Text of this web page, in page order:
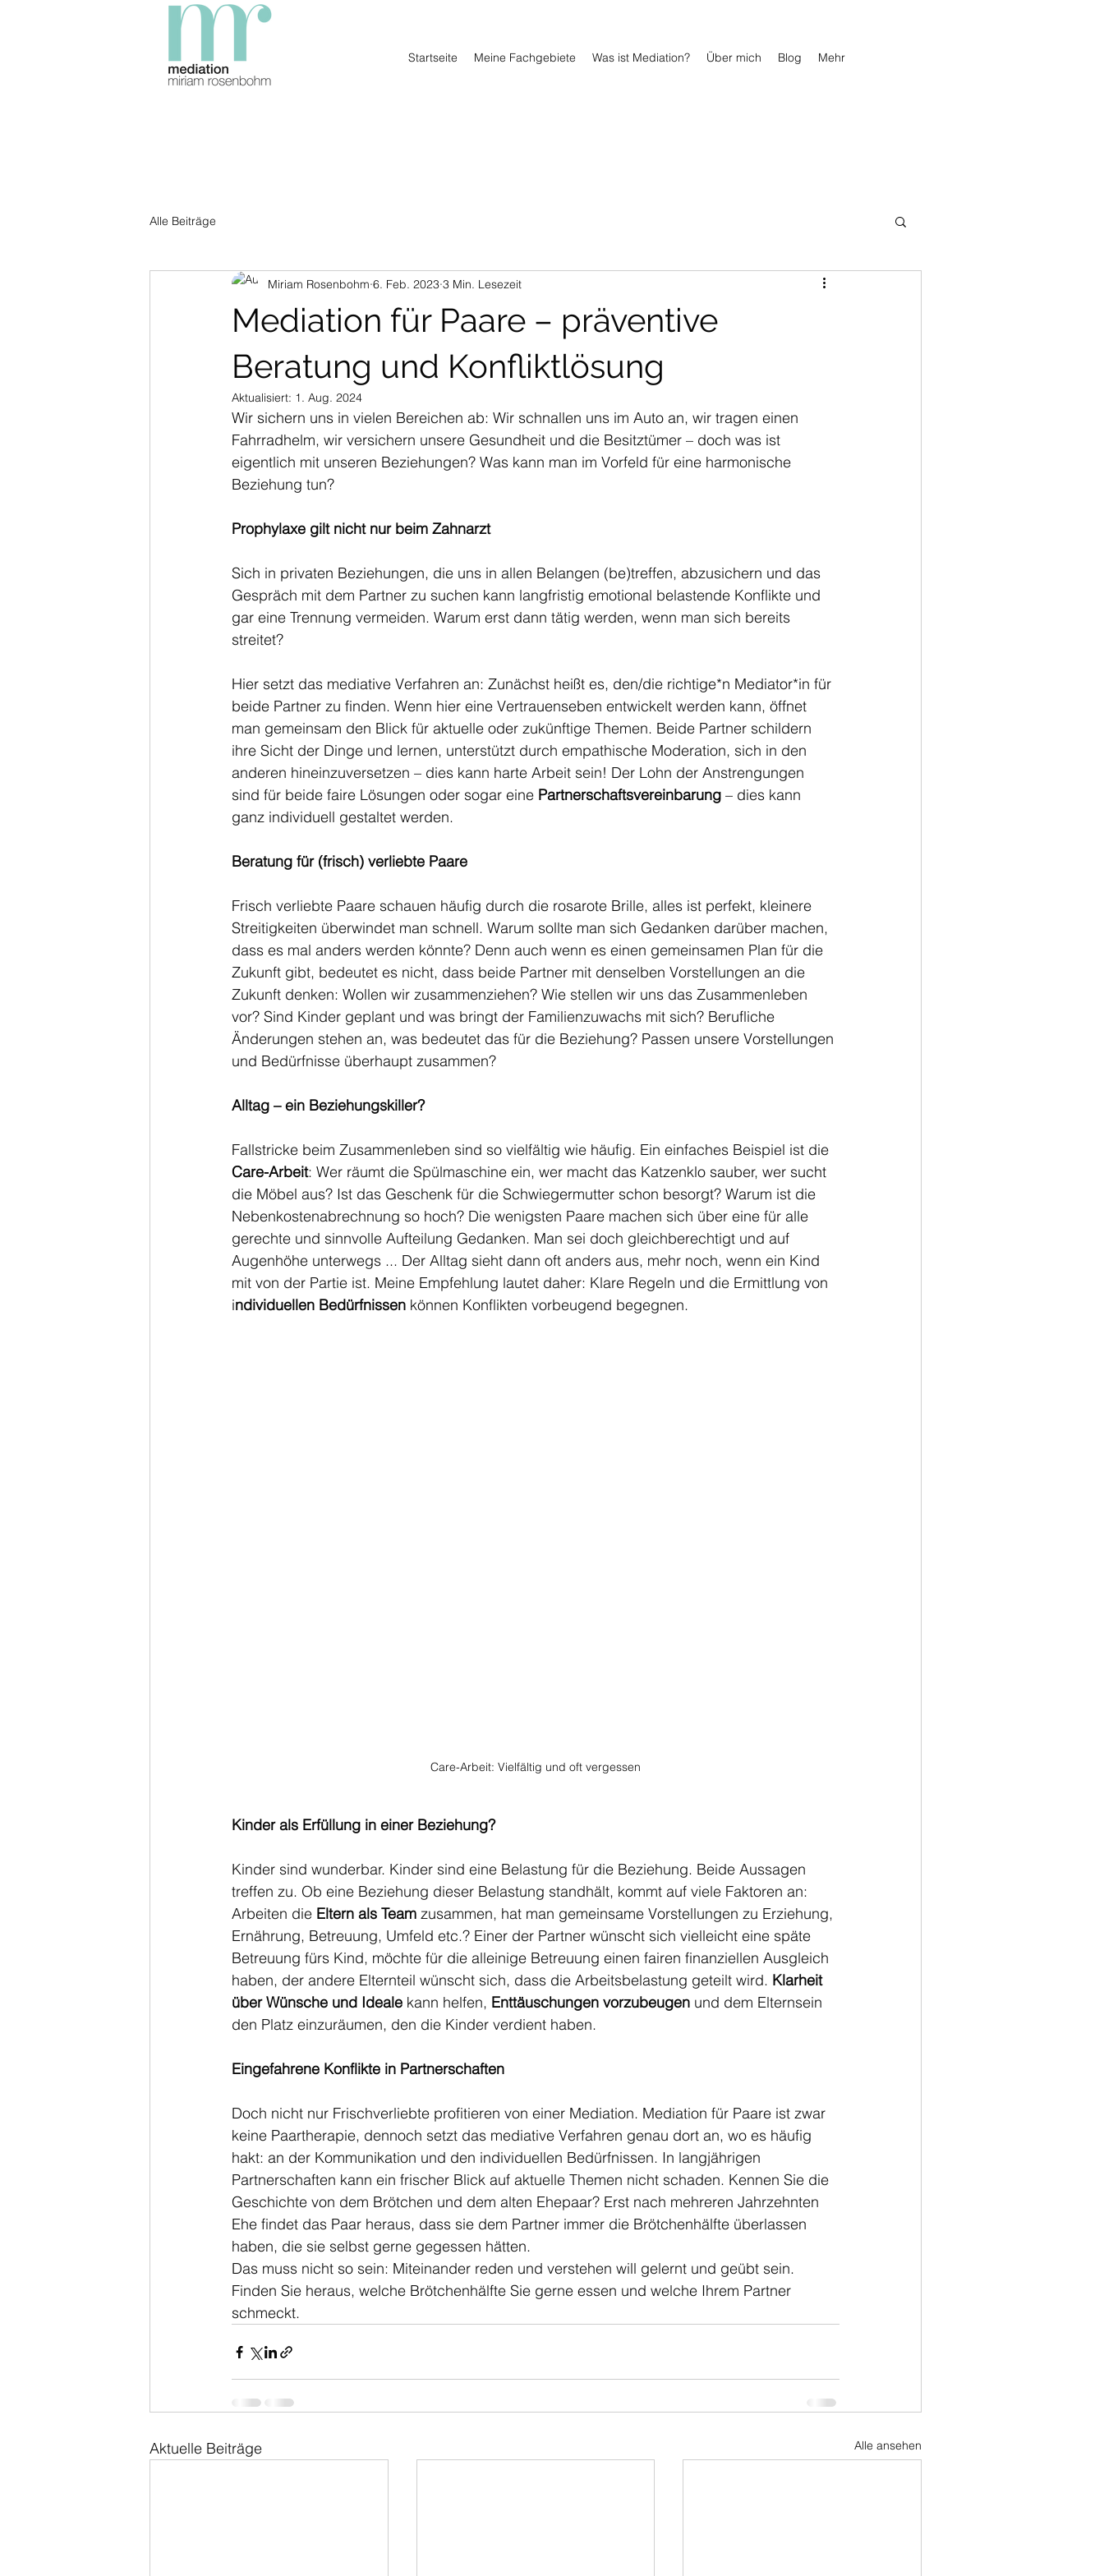
Startseite Meine Fachgebiete Was ist Mediation? Über mich Blog Mehr
Alle Beiträge
Mediation für Paare – präventive
Beratung und Konfliktlösung
Miriam Rosenbohm 6. Feb. 2023 3 Min. Lesezeit
Aktualisiert: 1. Aug. 2024
Wir sichern uns in vielen Bereichen ab: Wir schnallen uns im Auto an, wir tragen einen
Fahrradhelm, wir versichern unsere Gesundheit und die Besitztümer – doch was ist
eigentlich mit unseren Beziehungen? Was kann man im Vorfeld für eine harmonische
Beziehung tun?
Prophylaxe gilt nicht nur beim Zahnarzt
Sich in privaten Beziehungen, die uns in allen Belangen (be)treffen, abzusichern und das
Gespräch mit dem Partner zu suchen kann langfristig emotional belastende Konflikte und
gar eine Trennung vermeiden. Warum erst dann tätig werden, wenn man sich bereits
streitet?
Hier setzt das mediative Verfahren an: Zunächst heißt es, den/die richtige*n Mediator*in für
beide Partner zu finden. Wenn hier eine Vertrauenseben entwickelt werden kann, öffnet
man gemeinsam den Blick für aktuelle oder zukünftige Themen. Beide Partner schildern
ihre Sicht der Dinge und lernen, unterstützt durch empathische Moderation, sich in den
anderen hineinzuversetzen – dies kann harte Arbeit sein! Der Lohn der Anstrengungen
sind für beide faire Lösungen oder sogar eine Partnerschaftsvereinbarung – dies kann
ganz individuell gestaltet werden.
Beratung für (frisch) verliebte Paare
Frisch verliebte Paare schauen häufig durch die rosarote Brille, alles ist perfekt, kleinere
Streitigkeiten überwindet man schnell. Warum sollte man sich Gedanken darüber machen,
dass es mal anders werden könnte? Denn auch wenn es einen gemeinsamen Plan für die
Zukunft gibt, bedeutet es nicht, dass beide Partner mit denselben Vorstellungen an die
Zukunft denken: Wollen wir zusammenziehen? Wie stellen wir uns das Zusammenleben
vor? Sind Kinder geplant und was bringt der Familienzuwachs mit sich? Berufliche
Änderungen stehen an, was bedeutet das für die Beziehung? Passen unsere Vorstellungen
und Bedürfnisse überhaupt zusammen?
Alltag – ein Beziehungskiller?
Fallstricke beim Zusammenleben sind so vielfältig wie häufig. Ein einfaches Beispiel ist die
Care-Arbeit: Wer räumt die Spülmaschine ein, wer macht das Katzenklo sauber, wer sucht
die Möbel aus? Ist das Geschenk für die Schwiegermutter schon besorgt? Warum ist die
Nebenkostenabrechnung so hoch? Die wenigsten Paare machen sich über eine für alle
gerechte und sinnvolle Aufteilung Gedanken. Man sei doch gleichberechtigt und auf
Augenhöhe unterwegs ... Der Alltag sieht dann oft anders aus, mehr noch, wenn ein Kind
mit von der Partie ist. Meine Empfehlung lautet daher: Klare Regeln und die Ermittlung von
individuellen Bedürfnissen können Konflikten vorbeugend begegnen.
Care-Arbeit: Vielfältig und oft vergessen
Kinder als Erfüllung in einer Beziehung?
Kinder sind wunderbar. Kinder sind eine Belastung für die Beziehung. Beide Aussagen
treffen zu. Ob eine Beziehung dieser Belastung standhält, kommt auf viele Faktoren an:
Arbeiten die Eltern als Team zusammen, hat man gemeinsame Vorstellungen zu Erziehung,
Ernährung, Betreuung, Umfeld etc.? Einer der Partner wünscht sich vielleicht eine späte
Betreuung fürs Kind, möchte für die alleinige Betreuung einen fairen finanziellen Ausgleich
haben, der andere Elternteil wünscht sich, dass die Arbeitsbelastung geteilt wird. Klarheit
über Wünsche und Ideale kann helfen, Enttäuschungen vorzubeugen und dem Elternsein
den Platz einzuräumen, den die Kinder verdient haben.
Eingefahrene Konflikte in Partnerschaften
Doch nicht nur Frischverliebte profitieren von einer Mediation. Mediation für Paare ist zwar
keine Paartherapie, dennoch setzt das mediative Verfahren genau dort an, wo es häufig
hakt: an der Kommunikation und den individuellen Bedürfnissen. In langjährigen
Partnerschaften kann ein frischer Blick auf aktuelle Themen nicht schaden. Kennen Sie die
Geschichte von dem Brötchen und dem alten Ehepaar? Erst nach mehreren Jahrzehnten
Ehe findet das Paar heraus, dass sie dem Partner immer die Brötchenhälfte überlassen
haben, die sie selbst gerne gegessen hätten.
Das muss nicht so sein: Miteinander reden und verstehen will gelernt und geübt sein.
Finden Sie heraus, welche Brötchenhälfte Sie gerne essen und welche Ihrem Partner
schmeckt.
Aktuelle Beiträge Alle ansehen